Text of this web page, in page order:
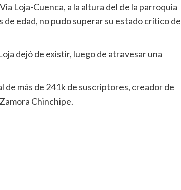
Loja-Cuenca, a la altura del de la parroquia
de edad, no pudo superar su estado crítico de
dejó de existir, luego de atravesar una
más de 241k de suscriptores, creador de
Chinchipe.